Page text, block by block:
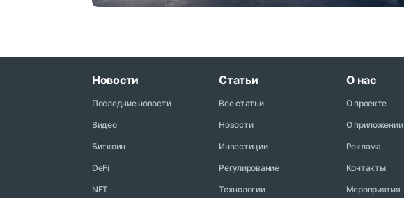
Новости
Последние новости
Видео
Биткоин
DeFi
NFT
Статьи
Все статьи
Новости
Инвестиции
Регулирование
Технологии
О нас
О проекте
О приложении
Реклама
Контакты
Мероприятия